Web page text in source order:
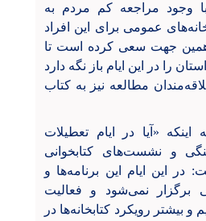
وجود مراجعه کم مردم به
عمومی برای این افراد
همین جهت سعی کرده است تا
را در این ایام باز نگه دارد
مطالعه نیز به کتاب
«آیا در ایام تعطیلات
و نشست‌های کتابخوانی
در این ایام این برنامه‌ها و
برگزار نمی‌شود و فعالیت
بیشتر رویکرد کتابخانه‌ها در